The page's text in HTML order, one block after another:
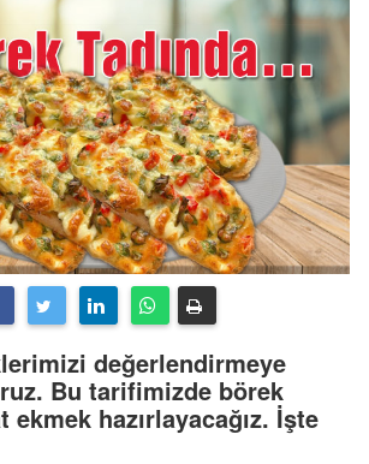
değerlendirmeye
Bu tarifimizde börek
ekmek hazırlayacağız. İşte